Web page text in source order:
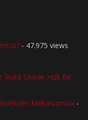
- 47.975 views
Olarak Hızlı Bir
Mekanizması -